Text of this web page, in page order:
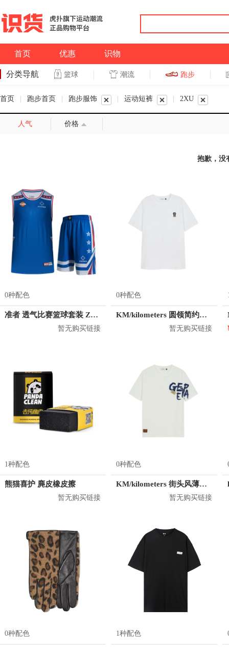
首页 优惠 识物
分类导航 篮球 潮流 跑步
首页 跑步首页 跑步服饰 运动短裤 2XU
人气 价格
抱歉，没
0种配色
准者 透气比赛篮球套装 Z118210177
暂无购买链接
0种配色
KM/kilometers 圆领简约短袖T恤 M2X2108073
暂无购买链接
1种配色
熊猫喜护 麂皮橡皮擦
暂无购买链接
0种配色
KM/kilometers 街头风薄款印花短袖T恤 男女同款 M2X2108248
暂无购买链接
0种配色 1种配色